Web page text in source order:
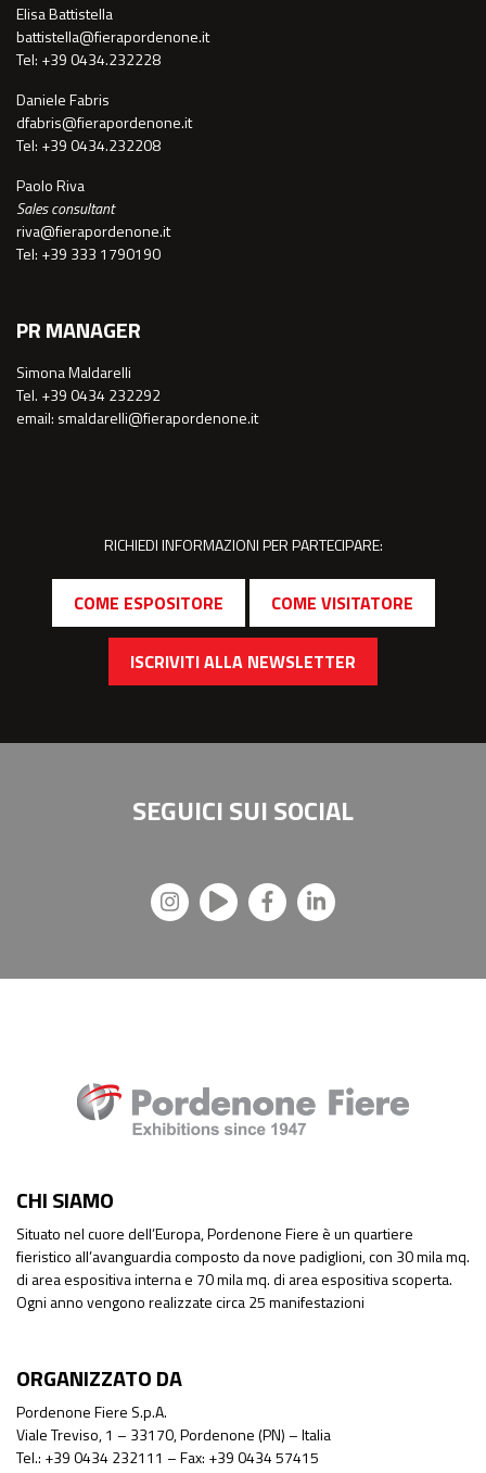
Elisa Battistella
battistella@fierapordenone.it
Tel: +39 0434.232228
Daniele Fabris
dfabris@fierapordenone.it
Tel: +39 0434.232208
Paolo Riva
Sales consultant
riva@fierapordenone.it
Tel: +39 333 1790190
PR MANAGER
Simona Maldarelli
Tel. +39 0434 232292
email: smaldarelli@fierapordenone.it
RICHIEDI INFORMAZIONI PER PARTECIPARE:
COME ESPOSITORE COME VISITATORE
ISCRIVITI ALLA NEWSLETTER
SEGUICI SUISOCIAL
CHI SIAMO
Situato nel cuore dell’Europa, Pordenone Fiere è un quartiere
fieristico all’avanguardia composto da nove padiglioni, con 30 mila mq.
di area espositiva interna e 70 mila mq. di area espositiva scoperta.
Ogni anno vengono realizzate circa 25 manifestazioni
ORGANIZZATO DA
Pordenone Fiere S.p.A.
Viale Treviso, 1 – 33170, Pordenone (PN) – Italia
Tel.: +39 0434 232111 – Fax: +39 0434 57415